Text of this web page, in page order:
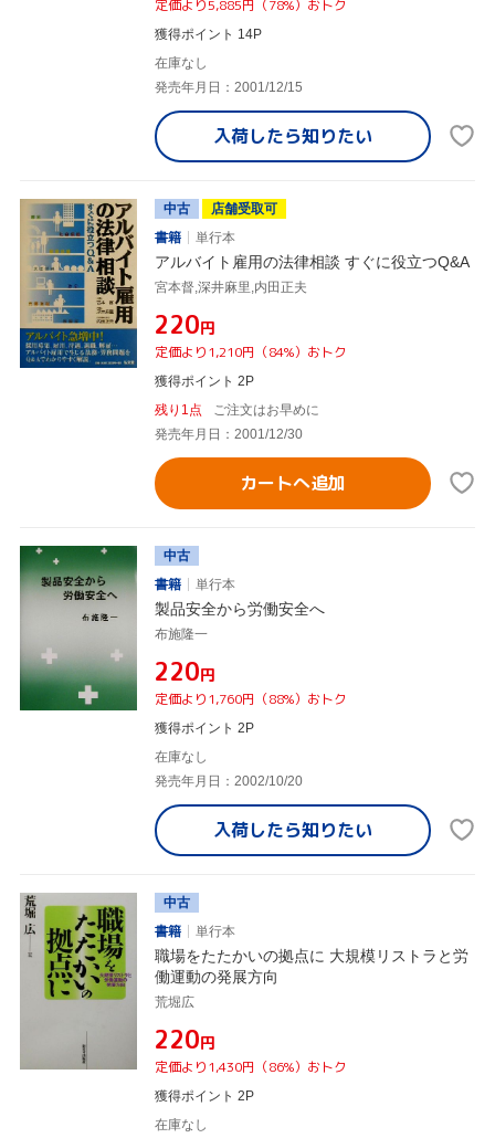
定価より5,885円（78%）おトク
獲得ポイント 14P
在庫なし
発売年月日：2001/12/15
入荷したら知りたい
中古
店舗受取可
書籍
単行本
アルバイト雇用の法律相談 すぐに役立つQ&A
宮本督,深井麻里,内田正夫
¥220円
定価より1,210円（84%）おトク
獲得ポイント 2P
残り1点
ご注文はお早めに
発売年月日：2001/12/30
カートへ追加
中古
書籍
単行本
製品安全から労働安全へ
布施隆一
¥220円
定価より1,760円（88%）おトク
獲得ポイント 2P
在庫なし
発売年月日：2002/10/20
入荷したら知りたい
中古
書籍
単行本
職場をたたかいの拠点に 大規模リストラと労
働運動の発展方向
荒堀広
¥220円
定価より1,430円（86%）おトク
獲得ポイント 2P
在庫なし